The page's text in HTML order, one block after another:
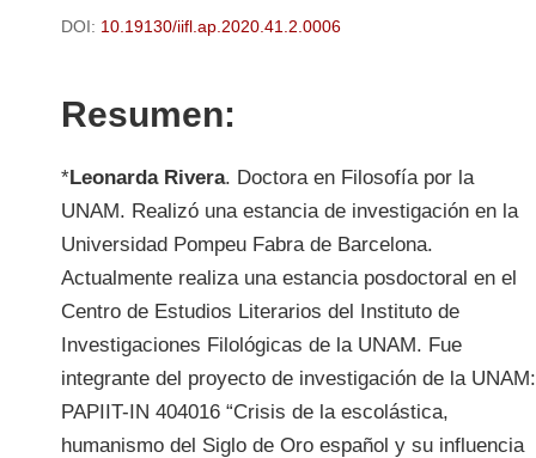
DOI: 10.19130/iifl.ap.2020.41.2.0006
Resumen:
*Leonarda Rivera. Doctora en Filosofía por la
UNAM. Realizó una estancia de investigación en la
Universidad Pompeu Fabra de Barcelona.
Actualmente realiza una estancia posdoctoral en el
Centro de Estudios Literarios del Instituto de
Investigaciones Filológicas de la UNAM. Fue
integrante del proyecto de investigación de la UNAM:
PAPIIT-IN 404016 “Crisis de la escolástica,
humanismo del Siglo de Oro español y su influencia